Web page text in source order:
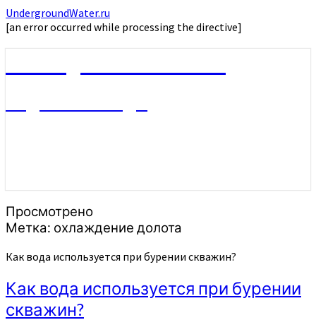
UndergroundWater.ru
[an error occurred while processing the directive]
Просмотрено
Метка: охлаждение долота
Как вода используется при бурении скважин?
Как вода используется при бурении
скважин?